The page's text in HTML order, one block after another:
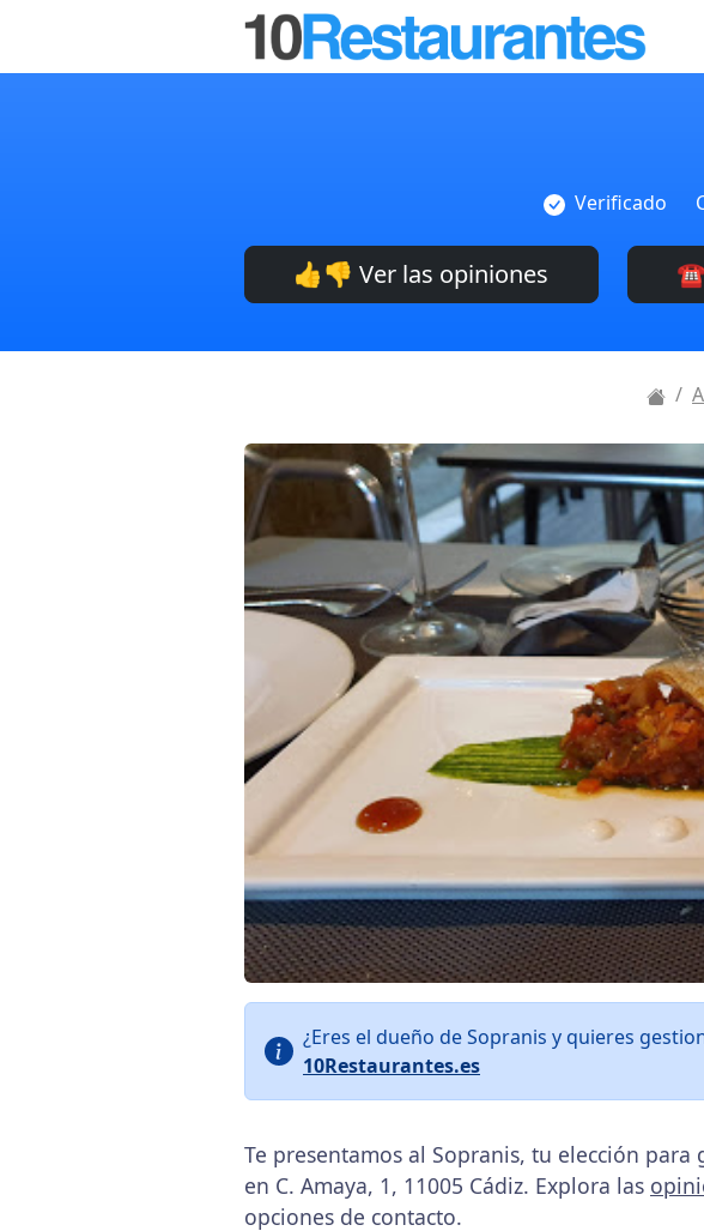
Verificado
👍👎 Ver las opiniones ☎️
¿Eres el dueño de Sopranis y quieres
10Restaurantes.es
Te presentamos al Sopranis, tu elección
en C. Amaya, 1, 11005 Cádiz. Explora las
opciones de contacto.